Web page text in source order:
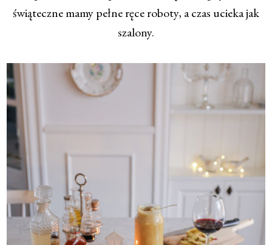
świąteczne mamy pełne ręce roboty, a czas ucieka jak
szalony.